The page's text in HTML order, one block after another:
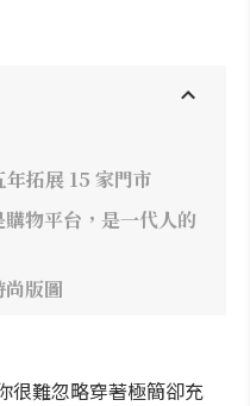
拓展 15 家門市
物平台，是一代人的
版圖
很難忽略穿著極簡卻充